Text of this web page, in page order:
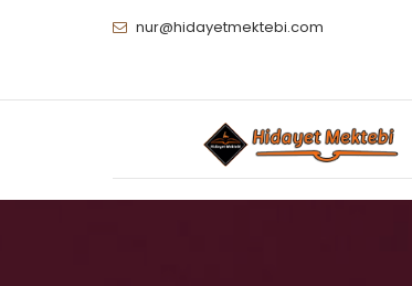
nur@hidayetmektebi.com